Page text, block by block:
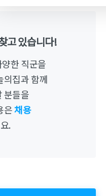
고 있습니다!
한 직군을
의집과 함께
분들을
은채용
.